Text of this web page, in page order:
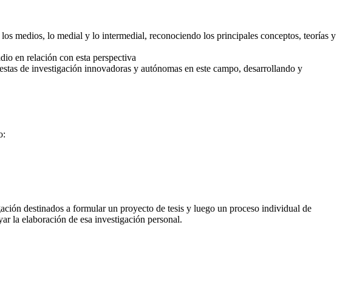
medios, lo medial y lo intermedial, reconociendo los principales conceptos, teorías y
en relación con esta perspectiva
de investigación innovadoras y autónomas en este campo, desarrollando y
destinados a formular un proyecto de tesis y luego un proceso individual de
la elaboración de esa investigación personal.